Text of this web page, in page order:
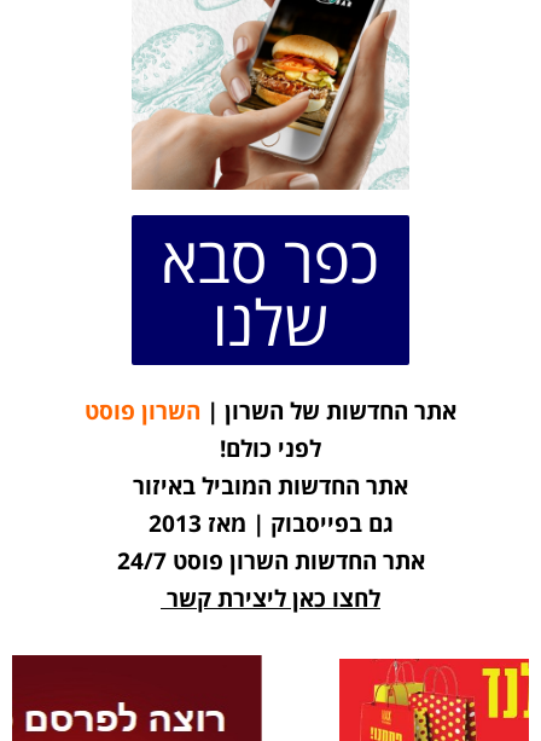
כפר סבא
שלנו
אתר החדשות של השרון | השרון פוסט
לפני כולם!
אתר החדשות המוביל באיזור
גם בפייסבוק | מאז 2013
אתר החדשות השרון פוסט 24/7
לחצו כאן ליצירת קשר